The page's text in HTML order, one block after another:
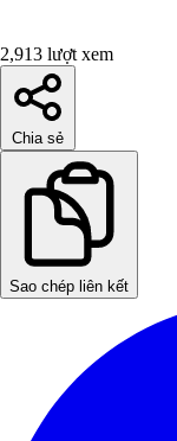
2,913 lượt xem
Chia sẻ
Sao chép liên kết